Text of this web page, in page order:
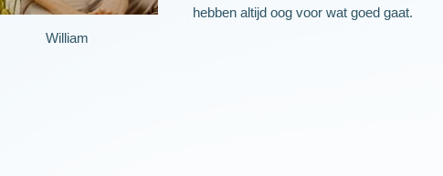
William
hebben altijd oog voor wat goed gaat.